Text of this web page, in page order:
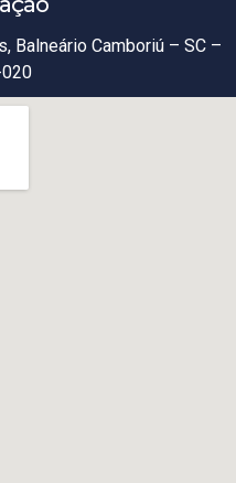
Balneário Camboriú – SC –